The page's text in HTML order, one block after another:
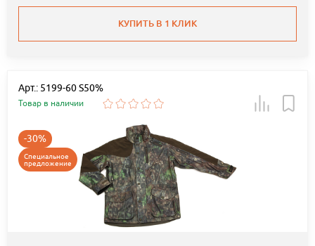
КУПИТЬ В 1 КЛИК
Арт.: 5199-60 S50%
Товар в наличии
-30%
Специальное
предложение